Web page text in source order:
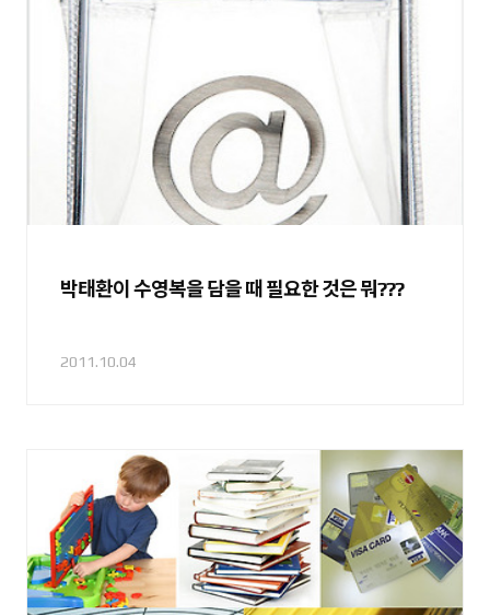
박태환이 수영복을 담을 때 필요한 것은 뭐???
2011.10.04